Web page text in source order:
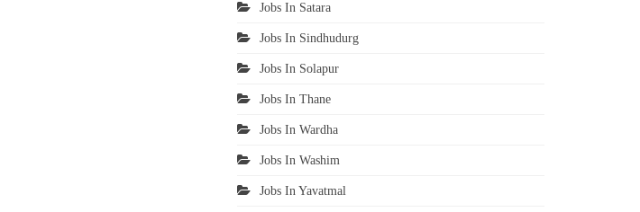
Jobs In Satara
Jobs In Sindhudurg
Jobs In Solapur
Jobs In Thane
Jobs In Wardha
Jobs In Washim
Jobs In Yavatmal